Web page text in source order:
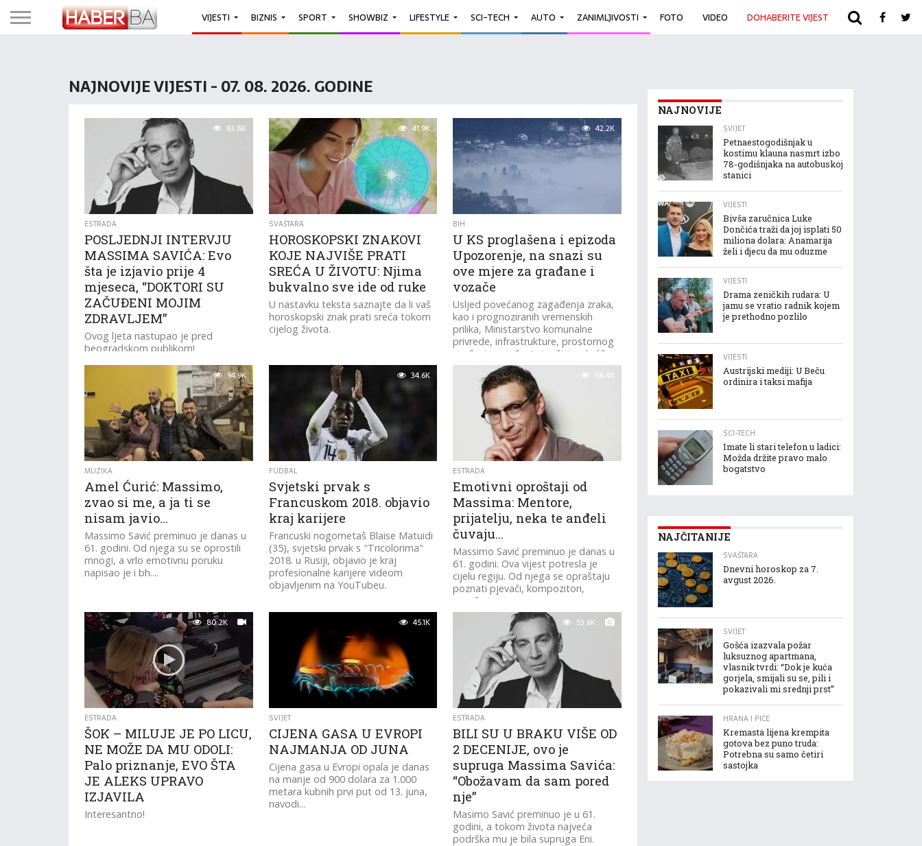
VIJESTI BIZNIS SPORT SHOWBIZ LIFESTYLE SCI-TECH AUTO ZANIMLJIVOSTI FOTO VIDEO DOHABERITE VIJEST ARHIVA
NAJNOVIJE
SVIJET
Petnaestogodišnjak u
kostimu klauna nasmrt izbo
78-godišnjaka na autobuskoj
stanici
VIJESTI
Bivša zaručnica Luke
Dončića traži da joj isplati 50
miliona dolara: Anamarija
želi i djecu da mu oduzme
VIJESTI
Drama zeničkih rudara: U
jamu se vratio radnik kojem
je prethodno pozlilo
VIJESTI
Austrijski mediji: U Beču
ordinira i taksi mafija
SCI-TECH
Imate li stari telefon u ladici:
Možda držite pravo malo
bogatstvo
NAJČITANIJE
SVAŠTARA
Dnevni horoskop za 7.
avgust 2026.
SVIJET
Gošća izazvala požar
luksuznog apartmana,
vlasnik tvrdi: “Dok je kuća
gorjela, smijali su se, pili i
pokazivali mi srednji prst”
HRANA I PIĆE
Kremasta lijena krempita
gotova bez puno truda:
Potrebna su samo četiri
sastojka
NAJNOVIJE VIJESTI - 07. 08. 2026. GODINE
63.8K
ESTRADA
POSLJEDNJI INTERVJU
MASSIMA SAVIĆA: Evo
šta je izjavio prije 4
mjeseca, “DOKTORI SU
ZAČUĐENI MOJIM
ZDRAVLJEM”
Ovog ljeta nastupao je pred
beogradskom publikom!
41.9K
SVAŠTARA
HOROSKOPSKI ZNAKOVI
KOJE NAJVIŠE PRATI
SREĆA U ŽIVOTU: Njima
bukvalno sve ide od ruke
U nastavku teksta saznajte da li vaš
horoskopski znak prati sreća tokom
cijelog života.
42.2K
BIH
U KS proglašena i epizoda
Upozorenje, na snazi su
ove mjere za građane i
vozače
Usljed povećanog zagađenja zraka,
kao i prognoziranih vremenskih
prilika, Ministarstvo komunalne
privrede, infrastrukture, prostornog
uređenja, građenja i zaštite okoliša
Kantona Sarajevo je,...
94.9K
MUZIKA
Amel Ćurić: Massimo,
zvao si me, a ja ti se
nisam javio…
Massimo Savić preminuo je danas u
61. godini. Od njega su se oprostili
mnogi, a vrlo emotivnu poruku
napisao je i bh....
34.6K
FUDBAL
Svjetski prvak s
Francuskom 2018. objavio
kraj karijere
Francuski nogometaš Blaise Matuidi
(35), svjetski prvak s "Tricolorima"
2018. u Rusiji, objavio je kraj
profesionalne karijere videom
objavljenim na YouTubeu.
38.4K
ESTRADA
Emotivni oproštaji od
Massima: Mentore,
prijatelju, neka te anđeli
čuvaju…
Massimo Savić preminuo je danas u
61. godini. Ova vijest potresla je
cijelu regiju. Od njega se opraštaju
poznati pjevači, kompozitori,
muzičari,...
80.2K
ESTRADA
ŠOK – MILUJE JE PO LICU,
NE MOŽE DA MU ODOLI:
Palo priznanje, EVO ŠTA
JE ALEKS UPRAVO
IZJAVILA
Interesantno!
45.1K
SVIJET
CIJENA GASA U EVROPI
NAJMANJA OD JUNA
Cijena gasa u Evropi opala je danas
na manje od 900 dolara za 1.000
metara kubnih prvi put od 13. juna,
navodi...
53.6K
ESTRADA
BILI SU U BRAKU VIŠE OD
2 DECENIJE, ovo je
supruga Massima Savića:
“Obožavam da sam pored
nje”
Masimo Savić preminuo je u 61.
godini, a tokom života najveća
podrška mu je bila supruga Eni.